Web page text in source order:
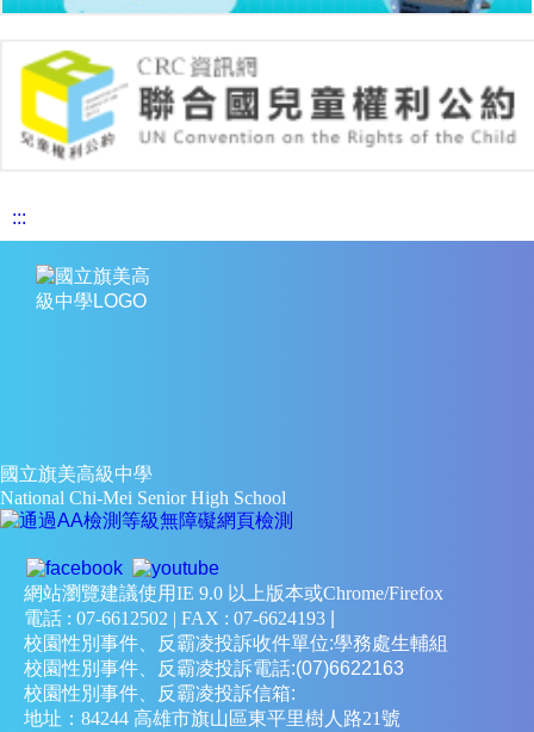
:::
國立旗美高級中學
National Chi-Mei Senior High School
網站瀏覽建議使用IE 9.0 以上版本或Chrome/Firefox
電話 : 07-6612502 | FAX : 07-6624193
校園性別事件、反霸凌投訴收件單位:學務處生輔組
校園性別事件、反霸凌投訴電話:(07)6622163
校園性別事件、反霸凌投訴信箱:
地址：84244 高雄市旗山區東平里樹人路21號